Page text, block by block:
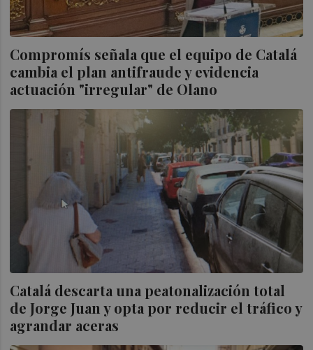
Compromís señala que el equipo de Catalá
cambia el plan antifraude y evidencia
actuación "irregular" de Olano
Catalá descarta una peatonalización total
de Jorge Juan y opta por reducir el tráfico y
agrandar aceras